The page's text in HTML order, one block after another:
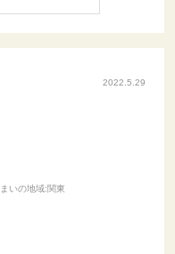
2022.5.29
いの地域:関東